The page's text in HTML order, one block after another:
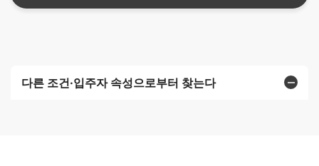
다른 조건·입주자 속성으로부터 찾는다